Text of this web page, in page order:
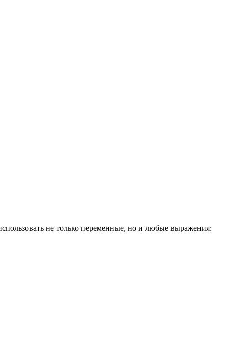
не только переменные, но и любые выражения: